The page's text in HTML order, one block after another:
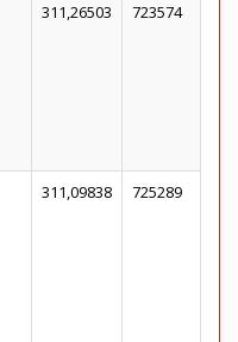
311,26503 723574
311,09838 725289